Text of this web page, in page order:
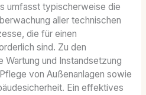
umfasst typischerweise die
aller technischen
die für einen
sind. Zu den
Wartung und Instandsetzung
von Außenanlagen sowie
Ein effektives